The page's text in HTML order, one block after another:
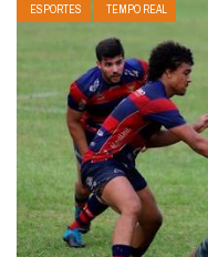
ESPORTES TEMPO REAL